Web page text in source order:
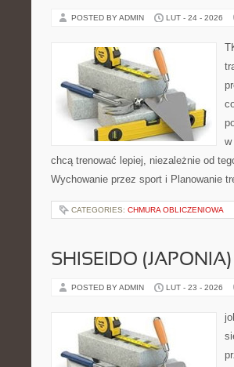
POSTED BY ADMIN LUT - 24 - 2026
w
chcą trenować lepiej, niezależnie od
Wychowanie przez sport i Planowanie
CATEGORIES: CHMURA OBLICZENIOWA
SHISEIDO (JAPONIA)
POSTED BY ADMIN LUT - 23 - 2026